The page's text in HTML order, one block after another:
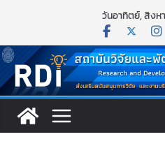
content
วันอาทิตย์, สิงห